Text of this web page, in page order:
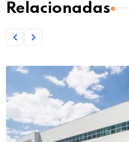
Relacionadas